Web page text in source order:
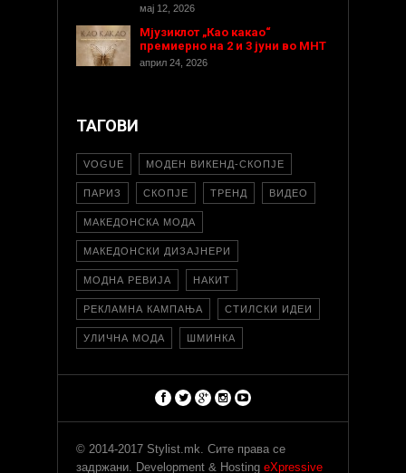
мај 12, 2026
Мјузиклот „Као какао“
премиерно на 2 и 3 јуни во МНТ
април 24, 2026
ТАГОВИ
VOGUE МОДЕН ВИКЕНД-СКОПЈЕ
ПАРИЗ СКОПЈЕ ТРЕНД ВИДЕО
МАКЕДОНСКА МОДА
МАКЕДОНСКИ ДИЗАЈНЕРИ
МОДНА РЕВИЈА НАКИТ
РЕКЛАМНА КАМПАЊА СТИЛСКИ ИДЕИ
УЛИЧНА МОДА ШМИНКА
© 2014-2017 Stylist.mk. Сите права се
задржани. Development & Hosting eXpressive